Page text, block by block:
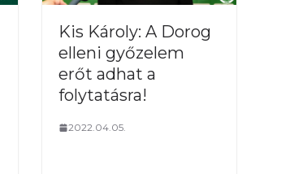
Kis Károly: A Dorog
elleni győzelem
erőt adhat a
folytatásra!
2022.04.05.